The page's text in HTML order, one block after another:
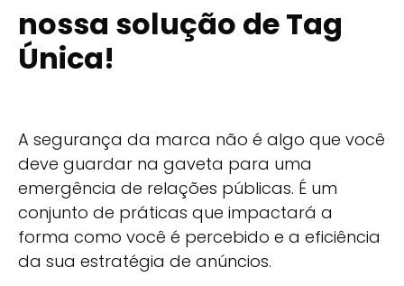
nossa solução de Tag
Única!
A segurança da marca não é algo que você
deve guardar na gaveta para uma
emergência de relações públicas. É um
conjunto de práticas que impactará a
forma como você é percebido e a eficiência
da sua estratégia de anúncios.